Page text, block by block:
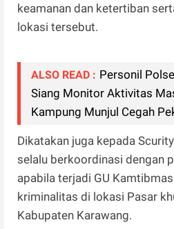
keamanan dan ketertiban
lokasi tersebut.
ALSO READ : Personil
Siang Monitor Aktivitas
Kampung Munjul Cegah
Dikatakan juga kepada
selalu berkoordinasi dengan
apabila terjadi GU
kriminalitas di lokasi Pasar
Kabupaten Karawang.